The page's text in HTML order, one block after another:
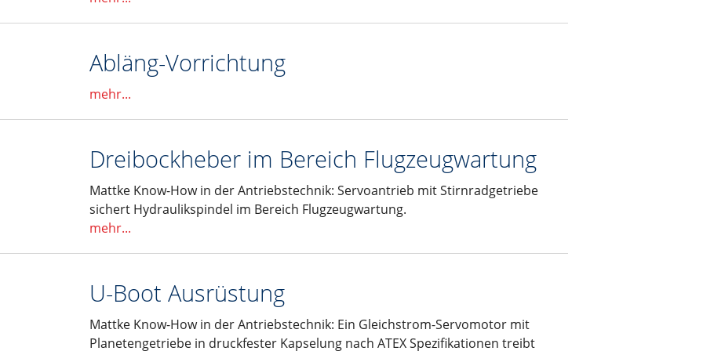
50, 65, 80, 110
Serie ONE 50, 80, 110
der Serie ROBOT 100, 130, 160, 220
der Serie SC 65 (100), 130, 160
225, 325
der Serie VR 140
sowie für optische Fiberglaskabel
für 4 Leitungen
Abläng-Vorrichtung
mehr...
Dreibockheber im Bereich Flugzeugwartung
Mattke Know-How in der Antriebstechnik: Servoantrieb mit Stirnradgetriebe
sichert Hydraulikspindel im Bereich Flugzeugwartung.
mehr...
U-Boot Ausrüstung
Mattke Know-How in der Antriebstechnik: Ein Gleichstrom-Servomotor mit
Planetengetriebe in druckfester Kapselung nach ATEX Spezifikationen treibt